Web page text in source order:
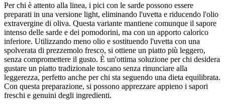
Per chi è attento alla linea, i pici con le sarde possono essere
preparati in una versione light, eliminando l'uvetta e riducendo l'olio
extravergine di oliva. Questa variante mantiene comunque il sapore
intenso delle sarde e dei pomodorini, ma con un apporto calorico
inferiore. Utilizzando meno olio e sostituendo l'uvetta con una
spolverata di prezzemolo fresco, si ottiene un piatto più leggero,
senza compromettere il gusto. È un'ottima soluzione per chi desidera
gustare un piatto tradizionale toscano senza rinunciare alla
leggerezza, perfetto anche per chi sta seguendo una dieta equilibrata.
Con questa preparazione, si possono apprezzare appieno i sapori
freschi e genuini degli ingredienti.